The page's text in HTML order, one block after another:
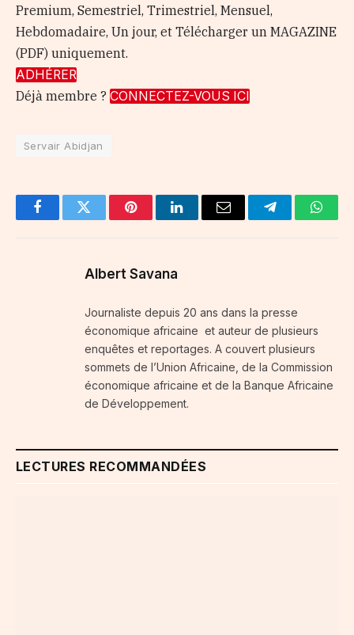
Premium, Semestriel, Trimestriel, Mensuel,
Hebdomadaire, Un jour, et Télécharger un MAGAZINE
(PDF) uniquement.
ADHÉRER
Déjà membre ? CONNECTEZ-VOUS ICI
Servair Abidjan
FacebookTwitter PinterestLinkedInEmail Telegram
Albert Savana
Journaliste depuis 20 ans dans la presse
économique africaine et auteur de plusieurs
enquêtes et reportages. A couvert plusieurs
sommets de l’Union Africaine, de la Commission
économique africaine et de la Banque Africaine
de Développement.
LECTURES RECOMMANDÉES